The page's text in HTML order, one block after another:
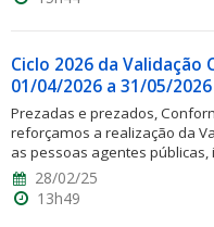
Ciclo 2026 da
01/04/2026 a 31/05/2026
Prezadas e prezados,
reforçamos a realização da
as pessoas agentes públicas,
28/02/25
13h49